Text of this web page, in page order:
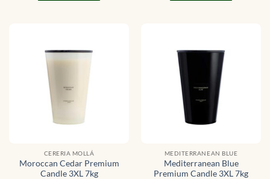
CERERIA MOLLÁ
Moroccan Cedar Premium
Candle 3XL 7kg
MEDITERRANEAN BLUE
Mediterranean Blue
Premium Candle 3XL 7kg